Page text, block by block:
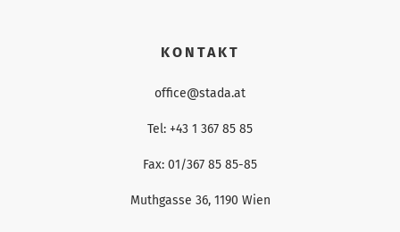
KONTAKT
office@stada.at
Tel: +43 1 367 85 85
Fax: 01/367 85 85-85
Muthgasse 36, 1190 Wien